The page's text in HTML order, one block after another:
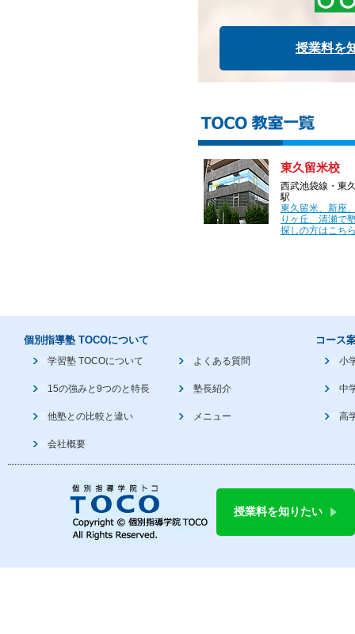
授業料を
東久留米校
西武池袋線・東
駅
東久留米、新座
りヶ丘、清瀬で
探しの方はこち
個別指導塾 TOCOについて
学習塾 TOCOについて
15の強みと9つのと特長
他塾との比較と違い
会社概要
よくある質問
塾長紹介
メニュー
コース
小
中
高
授業料を知りたい